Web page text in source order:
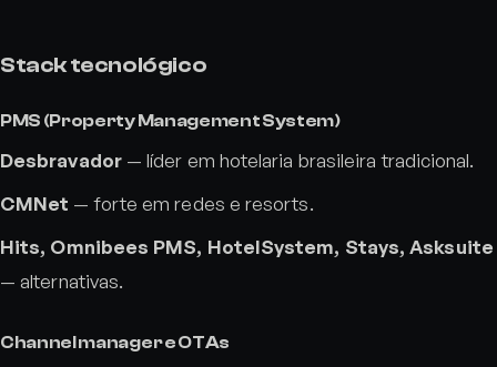
Stack tecnológico
PMS (Property Management System)
Desbravador— líder em hotelaria brasileira tradicional.
CMNet — forte em redes e resorts.
Hits, Omnibees PMS, HotelSystem, Stays, Asksuite
— alternativas.
Channel manager e OTAs